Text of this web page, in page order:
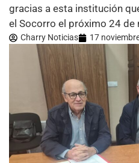
gracias a esta institución
el Socorro el próximo 24 de
Charry Noticias 17